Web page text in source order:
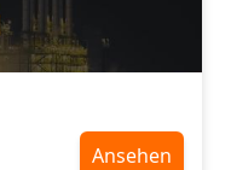
Ansehen